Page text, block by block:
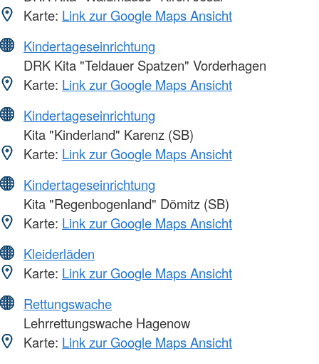
Karte: Link zur Google Maps Ansicht
Kindertageseinrichtung
DRK Kita "Teldauer Spatzen" Vorderhagen
Karte: Link zur Google Maps Ansicht
Kindertageseinrichtung
Kita "Kinderland" Karenz (SB)
Karte: Link zur Google Maps Ansicht
Kindertageseinrichtung
Kita "Regenbogenland" Dömitz (SB)
Karte: Link zur Google Maps Ansicht
Kleiderläden
Karte: Link zur Google Maps Ansicht
Rettungswache
Lehrrettungswache Hagenow
Karte: Link zur Google Maps Ansicht